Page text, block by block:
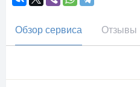
Обзор сервиса Отзывы